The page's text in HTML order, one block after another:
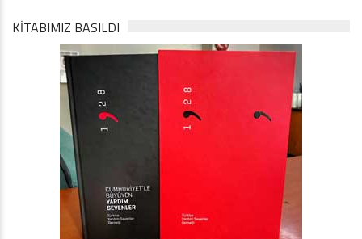
KİTABIMIZ BASILDI